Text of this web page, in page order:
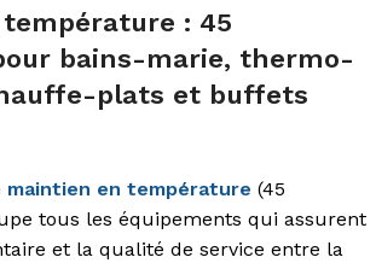
: 45
bains-marie, thermo-
plats et buffets
maintien en température (45
tous les équipements qui assurent
et la qualité de service entre la